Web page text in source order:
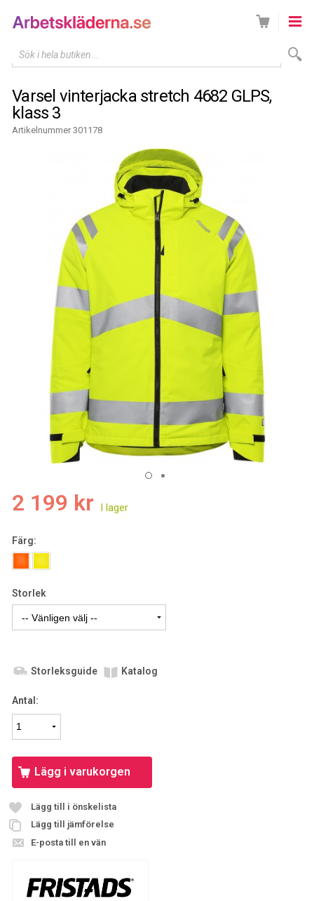
Sök i hela butiken...
Varsel vinterjacka stretch 4682 GLPS,
klass 3
Artikelnummer 301178
2 199 kr
Färg:
Storlek
Storleksguide Katalog
Antal:
Lägg i varukorgen
Lägg till i önskelista
Lägg till jämförelse
E-posta till en vän